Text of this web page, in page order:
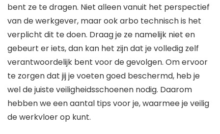
bent ze te dragen. Niet alleen vanuit het perspectief
van de werkgever, maar ook arbo technisch is het
verplicht dit te doen. Draag je ze namelijk niet en
gebeurt er iets, dan kan het zijn dat je volledig zelf
verantwoordelijk bent voor de gevolgen. Om ervoor
te zorgen dat jij je voeten goed beschermd, heb je
wel de juiste veiligheidsschoenen nodig. Daarom
hebben we een aantal tips voor je, waarmee je veilig
de werkvloer op kunt.